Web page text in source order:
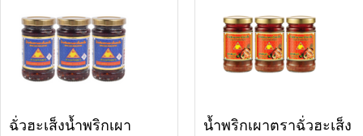
ฉั่วฮะเส็งน้ำพริกเผา
น้ำพริกเผาตราฉั่วฮะเส็ง